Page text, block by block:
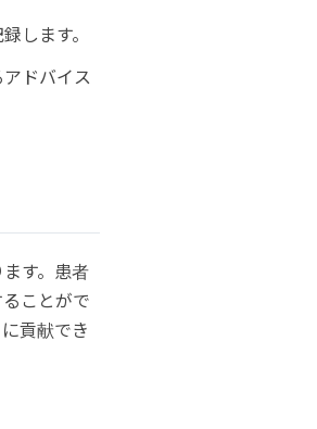
します。
ドバイス
す。患者
ことがで
貢献でき